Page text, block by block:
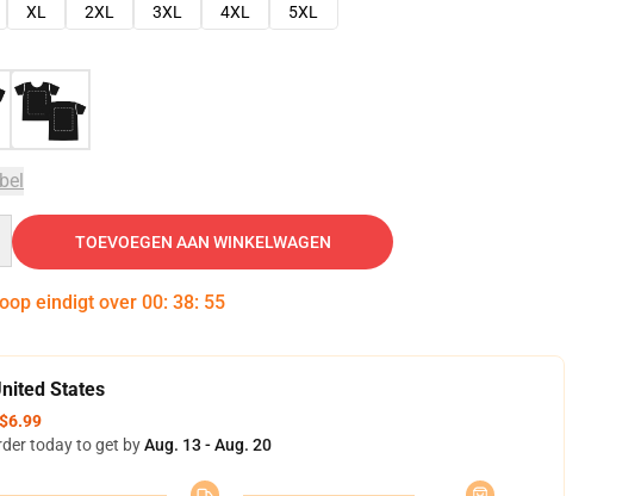
XL 2XL 3XL 4XL
5XL
TOEVOEGEN AAN WINKELWAGEN
eindigt over 00: 38: 54
States
$6.99
today to get byAug. 13 - Aug. 20